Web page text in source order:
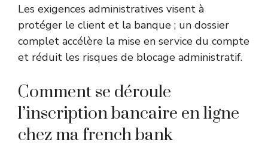
Les exigences administratives visent à
protéger le client et la banque ; un dossier
complet accélère la mise en service du compte
et réduit les risques de blocage administratif.
Comment se déroule
l’inscription bancaire en ligne
chez ma french bank